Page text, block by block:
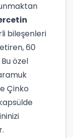
bileşenleri
60
özel
Çinko